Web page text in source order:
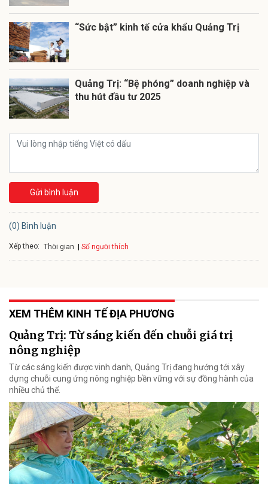
“Sức bật” kinh tế cửa khẩu Quảng Trị
Quảng Trị: “Bệ phóng” doanh nghiệp và
thu hút đầu tư 2025
Gửi bình luận
(0) Bình luận
Xếp theo: Thời gian Số người thích
XEM THÊM KINH TẾ ĐỊA PHƯƠNG
Quảng Trị: Từ sáng kiến đến chuỗi giá trị
nông nghiệp
Từ các sáng kiến được vinh danh, Quảng Trị đang hướng tới xây
dựng chuỗi cung ứng nông nghiệp bền vững với sự đồng hành của
nhiều chủ thể.